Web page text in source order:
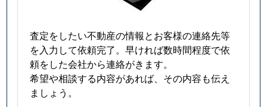
査定をしたい不動産の情報とお客様の連絡先等
を入力して依頼完了。早ければ数時間程度で依
頼をした会社から連絡がきます。
希望や相談する内容があれば、その内容も伝え
ましょう。